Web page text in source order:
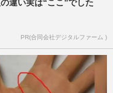
違い実は“ここ”でした
PR(合同会社デジタルファーム )